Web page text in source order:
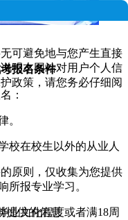
报名条件
：
。
校在校生以外的从业人
报专业学习。
文化程度或者满18周
可避免地与您产生直接
明本网站对用户个人信
政策，请您务必仔细阅
原则，仅收集为您提供
提供的信息